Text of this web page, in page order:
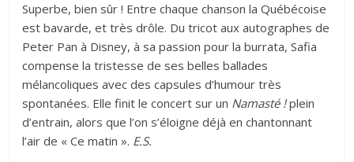
Superbe, bien sûr ! Entre chaque chanson la Québécoise
est bavarde, et très drôle. Du tricot aux autographes de
Peter Pan à Disney, à sa passion pour la burrata, Safia
compense la tristesse de ses belles ballades
mélancoliques avec des capsules d’humour très
spontanées. Elle finit le concert sur un Namasté !plein
d’entrain, alors que l’on s’éloigne déjà en chantonnant
l’air de « Ce matin ». E.S.